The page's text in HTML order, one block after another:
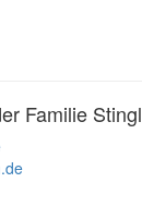
Familie Stingl